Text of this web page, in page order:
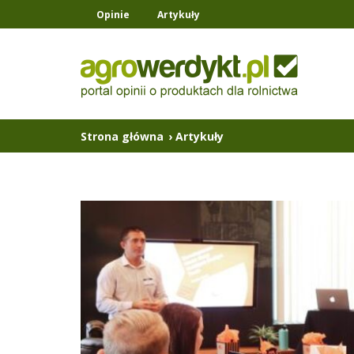
Opinie Artykuły
Strona główna › Artykuły